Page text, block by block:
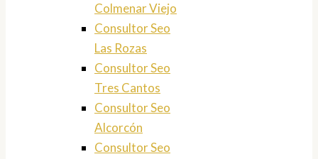
Colmenar Viejo
Consultor Seo
Las Rozas
Consultor Seo
Tres Cantos
Consultor Seo
Alcorcón
Consultor Seo